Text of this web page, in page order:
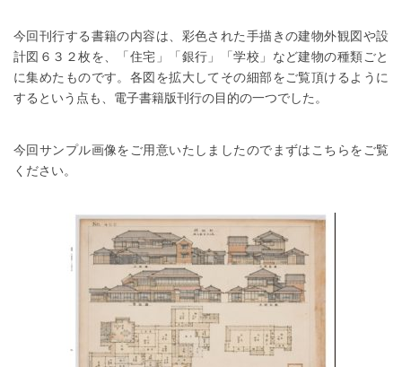
今回刊行する書籍の内容は、彩色された手描きの建物外観図や設
計図６３２枚を、「住宅」「銀行」「学校」など建物の種類ごと
に集めたものです。各図を拡大してその細部をご覧頂けるように
するという点も、電子書籍版刊行の目的の一つでした。
今回サンプル画像をご用意いたしましたのでまずはこちらをご覧
ください。